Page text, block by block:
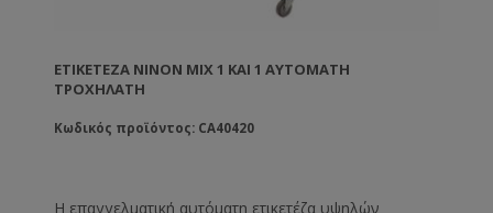
ΕΤΙΚΕΤΈΖΑ NINON MIX 1 ΚΑΙ 1 ΑΥΤΌΜΑΤΗ
ΤΡΟΧΉΛΑΤΗ
Κωδικός προϊόντος: CA40420
Η επαγγελματική αυτόματη ετικετέζα υψηλών